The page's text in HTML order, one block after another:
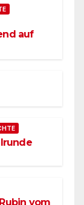
auf
vom